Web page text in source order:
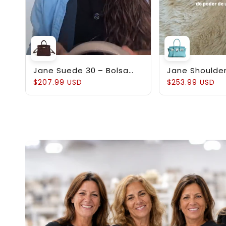
Jane Suede 30 – Bolsa
em Couro Suede
$207.99 USD
Jane
Estruturada
$253.99 USD